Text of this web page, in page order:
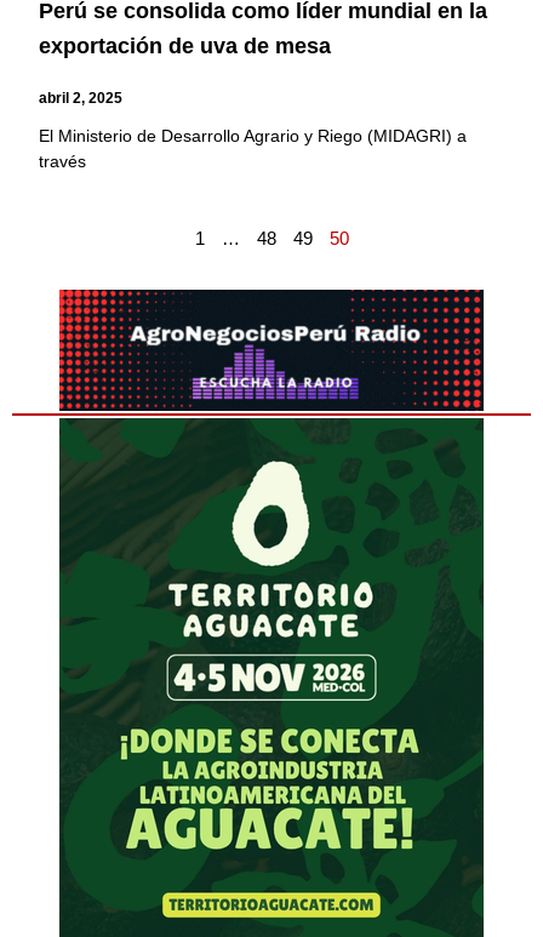
Perú se consolida como líder mundial en la
exportación de uva de mesa
abril 2, 2025
El Ministerio de Desarrollo Agrario y Riego (MIDAGRI) a
través
1 … 48 49 50